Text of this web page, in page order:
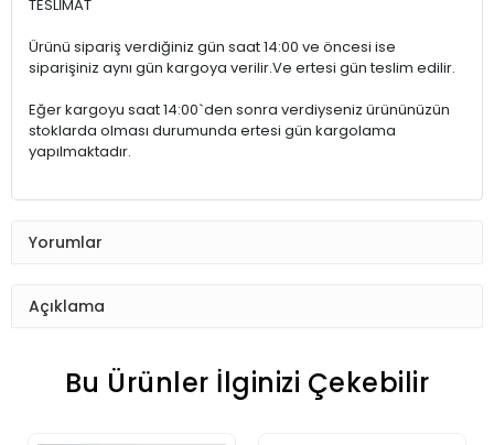
TESLİMAT
Ürünü sipariş verdiğiniz gün saat 14:00 ve öncesi ise
siparişiniz aynı gün kargoya verilir.Ve ertesi gün teslim edilir.
Eğer kargoyu saat 14:00`den sonra verdiyseniz ürününüzün
stoklarda olması durumunda ertesi gün kargolama
yapılmaktadır.
Yorumlar
Açıklama
Bu Ürünler İlginizi Çekebilir